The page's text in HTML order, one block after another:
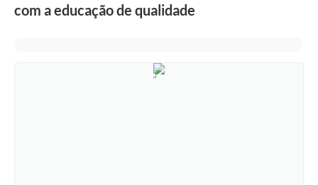
com a educação de qualidade